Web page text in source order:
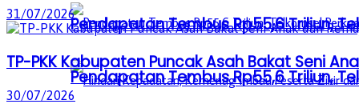
Pendapatan Tembus Rp55,6 Triliun,
Pendapatan Tembus Rp55,6 Triliun,
31/07/2026
TP-PKK Kabupaten Puncak Asah Bakat Seni
30/07/2026